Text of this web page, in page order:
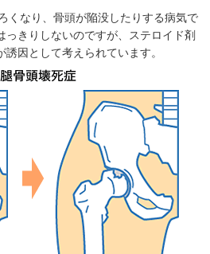
くなり、骨頭が陥没したりする病気で
きりしないのですが、ステロイド剤
因として考えられています。